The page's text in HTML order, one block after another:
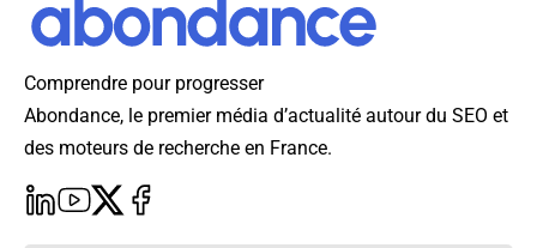
Comprendre pour progresser
Abondance, le premier média d’actualité autour du SEO et
des moteurs de recherche en France.